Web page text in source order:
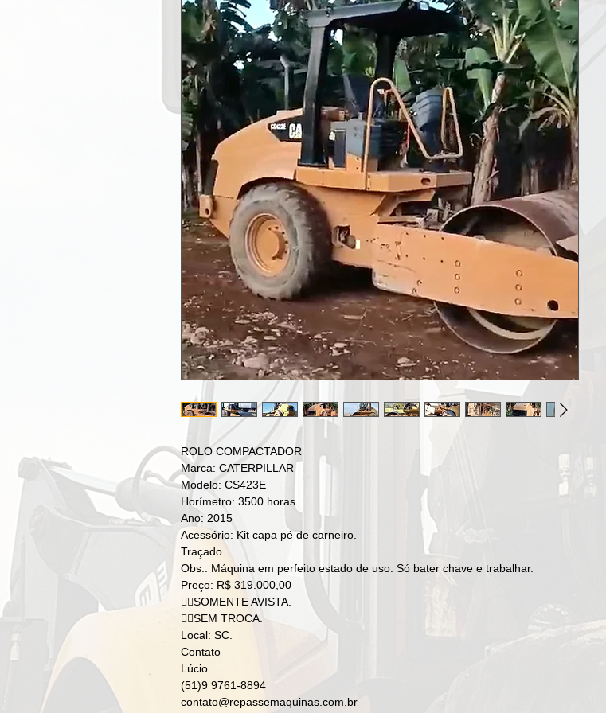
ROLO COMPACTADOR
Marca: CATERPILLAR
Modelo: CS423E
Horímetro: 3500 horas.
Ano: 2015
Acessório: Kit capa pé de carneiro.
Traçado.
Obs.: Máquina em perfeito estado de uso. Só bater chave e trabalhar.
Preço: R$ 319.000,00
👉🏻SOMENTE AVISTA.
👉🏻SEM TROCA.
Local: SC.
Contato
Lúcio
(51)9 9761-8894
contato@repassemaquinas.com.br